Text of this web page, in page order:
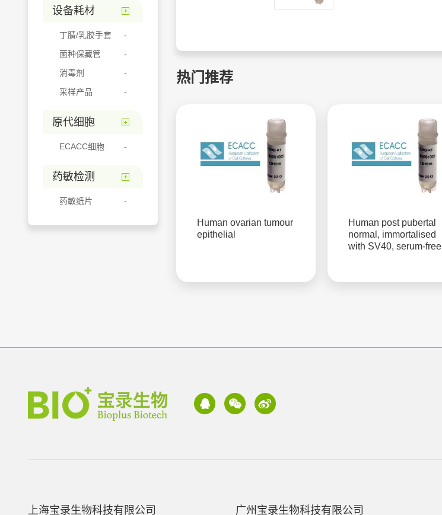
设备耗材
丁腈/乳胶手套
菌种保藏管
消毒剂
采样产品
原代细胞
ECACC细胞
药敏检测
药敏纸片
热门推荐
Human ovarian tumour
epithelial
Human post pubertal
normal, immortalised
with SV40, serum-free
上海宝录生物科技有限公司 广州宝录生物科技有限公司